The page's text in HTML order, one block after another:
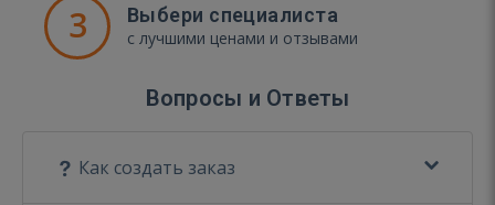
3 Выбери специалиста
с лучшими ценами и отзывами
Вопросы и Ответы
Как создать заказ